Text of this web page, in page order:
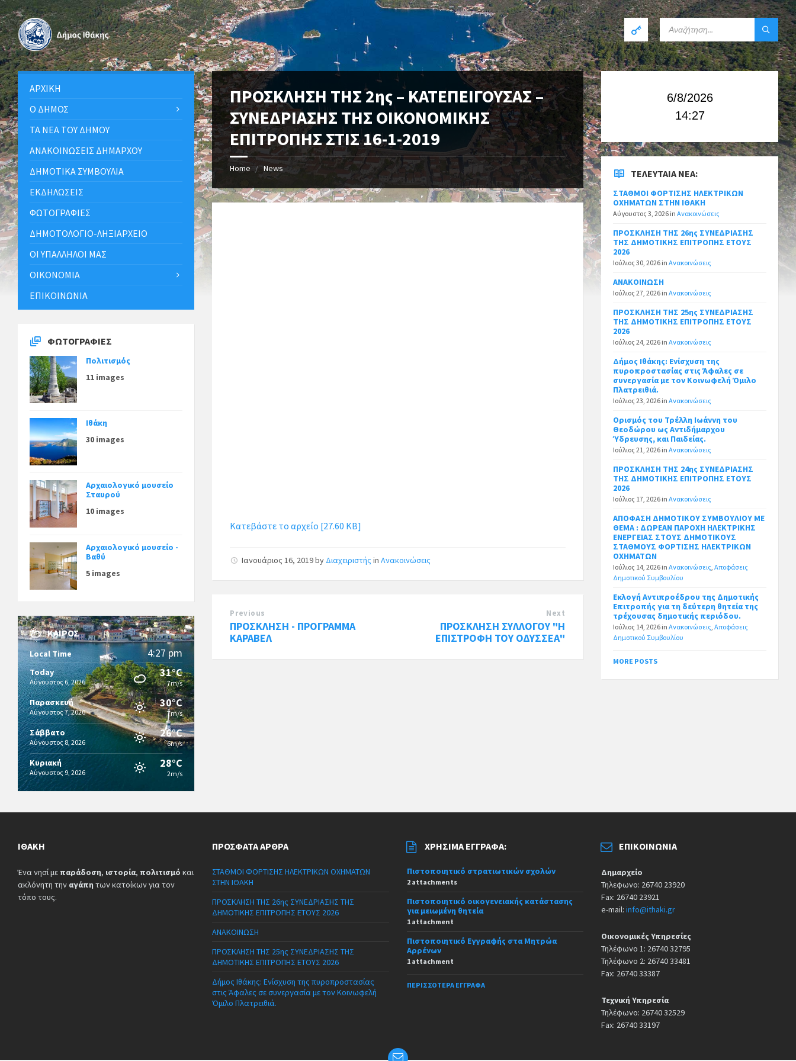
ΠΡΟΣΚΛΗΣΗ ΤΗΣ 2ης – ΚΑΤΕΠΕΙΓΟΥΣΑΣ –
ΣΥΝΕΔΡΙΑΣΗΣ ΤΗΣ ΟΙΚΟΝΟΜΙΚΗΣ
ΕΠΙΤΡΟΠΗΣ ΣΤΙΣ 16-1-2019
Home News
Κατεβάστε το αρχείο [27.60 KB]
Ιανουάριος 16, 2019by Διαχειριστής inΑνακοινώσεις
Previous
ΠΡΟΣΚΛΗΣΗ - ΠΡΟΓΡΑΜΜΑ
ΚΑΡΑΒΕΛ
Next
ΠΡΟΣΚΛΗΣΗ ΣΥΛΛΟΓΟΥ "Η
ΕΠΙΣΤΡΟΦΗ ΤΟΥ ΟΔΥΣΣΕΑ"
ΑΡΧΙΚΉ
Ο ΔΉΜΟΣ
ΤΑ ΝΈΑ ΤΟΥ ΔΉΜΟΥ
ΑΝΑΚΟΙΝΩΣΕΙΣ ΔΗΜΑΡΧΟΥ
ΔΗΜΟΤΙΚΆ ΣΥΜΒΟΎΛΙΑ
ΕΚΔΗΛΏΣΕΙΣ
ΦΩΤΟΓΡΑΦΊΕΣ
ΔΗΜΟΤΟΛΌΓΙΟ-ΛΗΞΙΑΡΧΕΊΟ
ΟΙ ΥΠΆΛΛΗΛΟΙ ΜΑΣ
ΟΙΚΟΝΟΜΊΑ
ΕΠΙΚΟΙΝΩΝΊΑ
ΦΩΤΟΓΡΑΦΊΕΣ
Πολιτισμός
11 images
Ιθάκη
30 images
Αρχαιολογικό μουσείο
Σταυρού
10 images
Αρχαιολογικό μουσείο -
Βαθύ
5 images
ΚΑΙΡΌΣ
Local Time 4:27 pm
Today
Αύγουστος 6, 2026
31°C
7m/s
Παρασκευή
Αύγουστος 7, 2026
30°C
7m/s
Σάββατο
Αύγουστος 8, 2026
26°C
6m/s
Κυριακή
Αύγουστος 9, 2026
28°C
2m/s
6/8/2026
14:27
ΤΕΛΕΥΤΑΊΑ ΝΈΑ:
ΣΤΑΘΜΟΙ ΦΟΡΤΙΣΗΣ ΗΛΕΚΤΡΙΚΩΝ
ΟΧΗΜΑΤΩΝ ΣΤΗΝ ΙΘΑΚΗ
Αύγουστος 3, 2026 inΑνακοινώσεις
ΠΡΟΣΚΛΗΣΗ ΤΗΣ 26ης ΣΥΝΕΔΡΙΑΣΗΣ
ΤΗΣ ΔΗΜΟΤΙΚΗΣ ΕΠΙΤΡΟΠΗΣ ΕΤΟΥΣ
2026
Ιούλιος 30, 2026 inΑνακοινώσεις
ΑΝΑΚΟΙΝΩΣΗ
Ιούλιος 27, 2026 inΑνακοινώσεις
ΠΡΟΣΚΛΗΣΗ ΤΗΣ 25ης ΣΥΝΕΔΡΙΑΣΗΣ
ΤΗΣ ΔΗΜΟΤΙΚΗΣ ΕΠΙΤΡΟΠΗΣ ΕΤΟΥΣ
2026
Ιούλιος 24, 2026 inΑνακοινώσεις
Δήμος Ιθάκης: Ενίσχυση της
πυροπροστασίας στις Άφαλες σε
συνεργασία με τον Κοινωφελή Όμιλο
Πλατρειθιά.
Ιούλιος 23, 2026 inΑνακοινώσεις
Ορισμός του Τρέλλη Ιωάννη του
Θεοδώρου ως Αντιδήμαρχου
Ύδρευσης, και Παιδείας.
Ιούλιος 21, 2026 inΑνακοινώσεις
ΠΡΟΣΚΛΗΣΗ ΤΗΣ 24ης ΣΥΝΕΔΡΙΑΣΗΣ
ΤΗΣ ΔΗΜΟΤΙΚΗΣ ΕΠΙΤΡΟΠΗΣ ΕΤΟΥΣ
2026
Ιούλιος 17, 2026 inΑνακοινώσεις
ΑΠΟΦΑΣΗ ΔΗΜΟΤΙΚΟΥ ΣΥΜΒΟΥΛΙΟΥ ΜΕ
ΘΕΜΑ : ΔΩΡΕΑΝ ΠΑΡΟΧΗ ΗΛΕΚΤΡΙΚΗΣ
ΕΝΕΡΓΕΙΑΣ ΣΤΟΥΣ ΔΗΜΟΤΙΚΟΥΣ
ΣΤΑΘΜΟΥΣ ΦΟΡΤΙΣΗΣ ΗΛΕΚΤΡΙΚΩΝ
ΟΧΗΜΑΤΩΝ
Ιούλιος 14, 2026 inΑνακοινώσεις,Αποφάσεις
Δημοτικού Συμβουλίου
Εκλογή Αντιπροέδρου της Δημοτικής
Επιτροπής για τη δεύτερη θητεία της
τρέχουσας δημοτικής περιόδου.
Ιούλιος 14, 2026 inΑνακοινώσεις,Αποφάσεις
Δημοτικού Συμβουλίου
MORE POSTS
ΙΘΆΚΗ
Ένα νησί με παράδοση, ιστορία, πολιτισμό και
ακλόνητη την αγάπη των κατοίκων για τον
τόπο τους.
ΠΡΌΣΦΑΤΑ ΆΡΘΡΑ
ΣΤΑΘΜΟΙ ΦΟΡΤΙΣΗΣ ΗΛΕΚΤΡΙΚΩΝ ΟΧΗΜΑΤΩΝ
ΣΤΗΝ ΙΘΑΚΗ
ΠΡΟΣΚΛΗΣΗ ΤΗΣ 26ης ΣΥΝΕΔΡΙΑΣΗΣ ΤΗΣ
ΔΗΜΟΤΙΚΗΣ ΕΠΙΤΡΟΠΗΣ ΕΤΟΥΣ 2026
ΑΝΑΚΟΙΝΩΣΗ
ΠΡΟΣΚΛΗΣΗ ΤΗΣ 25ης ΣΥΝΕΔΡΙΑΣΗΣ ΤΗΣ
ΔΗΜΟΤΙΚΗΣ ΕΠΙΤΡΟΠΗΣ ΕΤΟΥΣ 2026
Δήμος Ιθάκης: Ενίσχυση της πυροπροστασίας
στις Άφαλες σε συνεργασία με τον Κοινωφελή
Όμιλο Πλατρειθιά.
ΧΡΉΣΙΜΑ ΈΓΓΡΑΦΑ:
Πιστοποιητικό στρατιωτικών σχολών
2 attachments
Πιστοποιητικό οικογενειακής κατάστασης
για μειωμένη θητεία
1 attachment
Πιστοποιητικό Εγγραφής στα Μητρώα
Αρρένων
1 attachment
ΠΕΡΙΣΣΌΤΕΡΑ ΈΓΓΡΑΦΑ
ΕΠΙΚΟΙΝΩΝΊΑ
Δημαρχείο
Τηλεφωνο: 26740 23920
Fax: 26740 23921
e-mail:info@ithaki.gr
Οικονομικές Υπηρεσίες
Τηλέφωνο 1: 26740 32795
Τηλέφωνο 2: 26740 33481
Fax: 26740 33387
Τεχνική Υπηρεσία
Τηλέφωνο: 26740 32529
Fax: 26740 33197